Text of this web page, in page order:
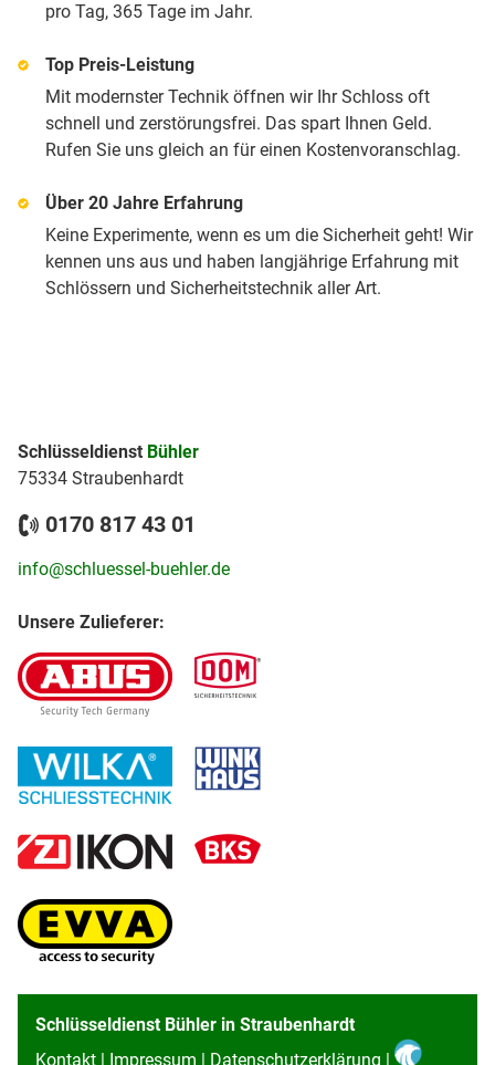
pro Tag, 365 Tage im Jahr.
Top Preis-Leistung
Mit modernster Technik öffnen wir Ihr Schloss oft
schnell und zerstörungsfrei. Das spart Ihnen Geld.
Rufen Sie uns gleich an für einen Kostenvoranschlag.
Über 20 Jahre Erfahrung
Keine Experimente, wenn es um die Sicherheit geht! Wir
kennen uns aus und haben langjährige Erfahrung mit
Schlössern und Sicherheitstechnik aller Art.
Schlüsseldienst Bühler
75334 Straubenhardt
0170 817 43 01
info@schluessel-buehler.de
Unsere Zulieferer:
Schlüsseldienst Bühler in Straubenhardt
Kontakt
Impressum Datenschutzerklärung